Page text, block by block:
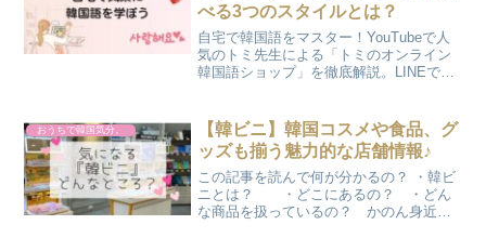
べる3つのスタイルとは？
自宅で韓国語をマスター！YouTubeで人
気のトミ先生による「トミのオンライン
韓国語ショップ」を徹底解説。LINEで届
無料体験で、自分に合った学習スタイル
を試してみませんか？
おうちで韓国気分。
【韓ビニ】韓国コスメや食品、グ
ッズも揃う魅力的な店舗情報♪
この記事を読んで何が分かるの？ ・韓ビ
ニとは？ ・どこにあるの？ ・どん
な商品を扱っているの？ かのん身近な